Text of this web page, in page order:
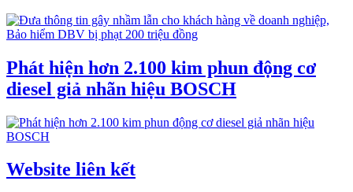
Phát hiện hơn 2.100 kim phun động cơ
diesel giả nhãn hiệu BOSCH
Website liên kết